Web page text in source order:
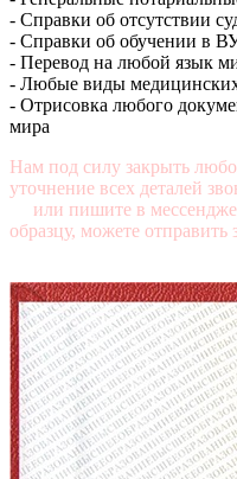
- Справки об отсутствии
- Справки об обучении в
- Перевод на любой язык
- Любые виды
- Отрисовка любого
мира
Нам под силу закрыть
уточнение всех деталей
или пишите в
образцу, можете отправить